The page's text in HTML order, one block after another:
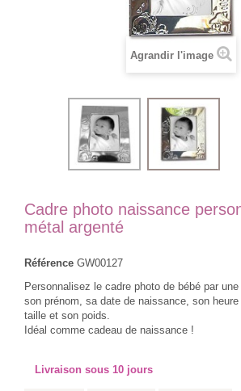
Agrandir l'image
Cadre photo naissance
métal argenté
Référence GW00127
Personnalisez le cadre photo de bébé par
son prénom, sa date de naissance, son
taille et son poids.
Idéal comme cadeau de naissance !
Livraison sous 10 jours